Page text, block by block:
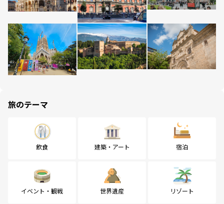
旅のテーマ
飲食 建築・アート 宿泊
イベント・観戦 世界遺産 リゾート